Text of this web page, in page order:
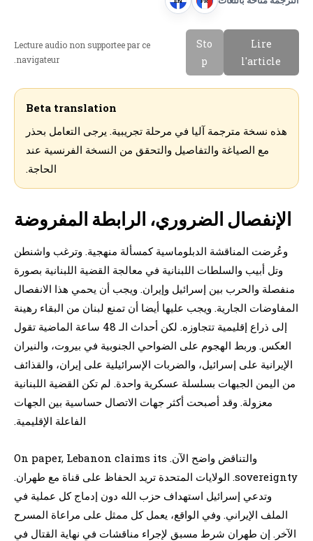
F
r
a
n
i
E
Lire
l'article
Sto
p
Lecture audio non supportee par ce
navigateur.
Beta translation
هذه نسخة مترجمة آليا في مرحلة تجريبية. يرجى التعامل بحذر
مع الصياغة والتفاصيل والتحقق من النسخة الفرنسية عند
الحاجة.
الإنفصال الضروري، الرابطة المفروضة
وعُرضت المناقشة الدبلوماسية كمسألة منهجية. وترغب واشنطن
وتل أبيب والسلطات اللبنانية في معالجة القضية اللبنانية بصورة
منفصلة والحرب بين إسرائيل وإيران. ويجب أن يحمي هذا الانفصال
المفاوضات الجارية. ويجب عليها أيضا أن تمنع لبنان من البقاء رهينة
إلى ذراع إقليمية تتجاوزه. لكن أحداث الـ 48 ساعة الماضية تقول
العكس. وربط الهجوم على الضواحي الجنوبية في بيروت، والنيران
الإيرانية على إسرائيل، والضربات الإسرائيلية على إيران، والقذائف
من اليمن الجبهات بسلسلة عسكرية واحدة. لم تكن القضية اللبنانية
معزولة. وقد أصبحت أكثر جهات الاتصال حساسية بين الجهات
الفاعلة الإقليمية.
والتناقض واضح الآن. On paper, Lebanon claims its
sovereignty. الولايات المتحدة تريد الحفاظ على قناة مع طهران.
وتدعي إسرائيل استهداف حزب الله دون إدماج كل عملية في
الملف الإيراني. وفي الواقع، يعمل كل ممثل على مراعاة المسرح
الآخر. إن طهران شرط مسبق لإجراء مناقشات في نهاية القتال في